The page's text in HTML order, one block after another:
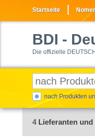
Startseite
BDI -
Die offizielle
nach Produkten
4Lieferanten und